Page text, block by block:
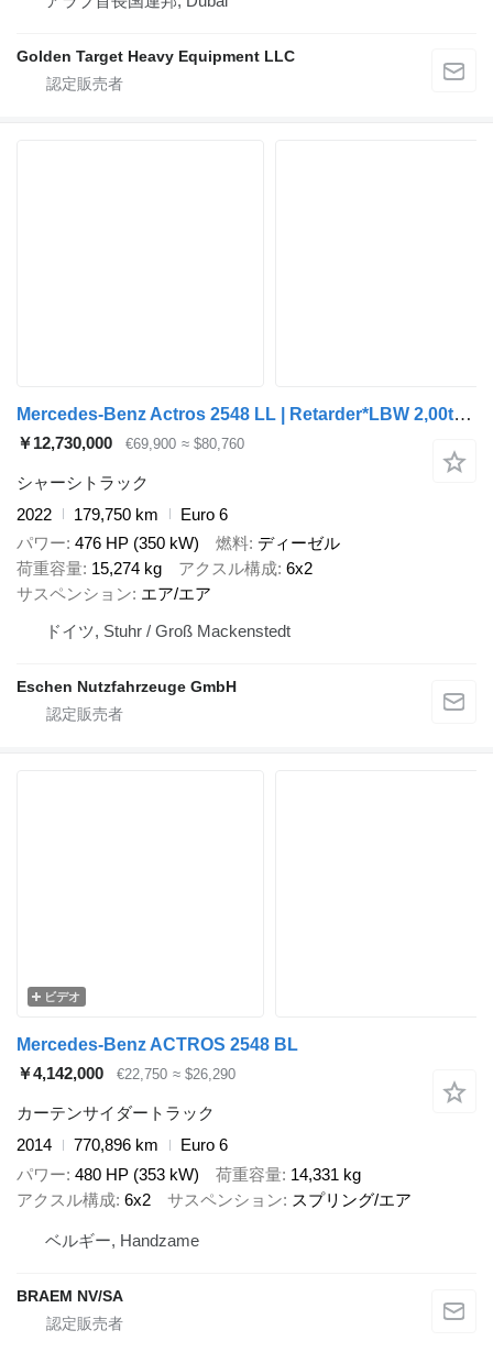
Golden Target Heavy Equipment LLC
Mercedes-Benz Actros 2548 LL | Retarder*LBW 2,00to*Navi*Kamera
￥12,730,000 €69,900 ≈ $80,760
シャーシトラック
2022
179,750 km
Euro 6
パワー 476 HP (350 kW) 燃料 ディーゼル
荷重容量 15,274 kg アクスル構成 6x2
サスペンション エア/エア
ドイツ, Stuhr / Groß Mackenstedt
Eschen Nutzfahrzeuge GmbH
ビデオ
Mercedes-Benz ACTROS 2548 BL
￥4,142,000
€22,750 ≈ $26,290
カーテンサイダートラック
2014
770,896 km
Euro 6
パワー 480 HP (353 kW) 荷重容量 14,331 kg
アクスル構成 6x2 サスペンション スプリング/エア
ベルギー, Handzame
BRAEM NV/SA